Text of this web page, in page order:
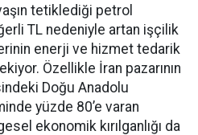
tetiklediği petrol
TL nedeniyle artan işçilik
enerji ve hizmet tedarik
Özellikle İran pazarının
Doğu Anadolu
yüzde 80’e varan
ekonomik kırılganlığı da